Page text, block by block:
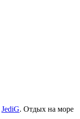
JediG. Отдых на море